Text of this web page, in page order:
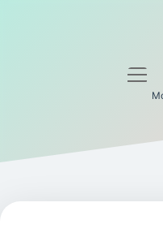
Gizlilik Politikası
Yasal Uyarı